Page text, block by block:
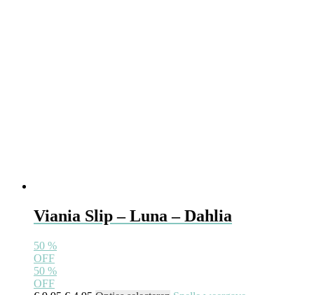
Viania Slip – Luna – Dahlia
50 %
OFF
50 %
OFF